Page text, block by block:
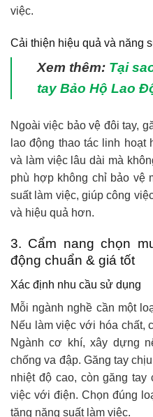
việc.
Cải thiện hiệu quả và năng
Xem thêm: Tại
tay Bảo Hộ Lao
Ngoài việc bảo vệ đôi tay,
lao động thao tác linh
và làm việc lâu dài mà
phù hợp không chỉ bảo vệ
suất làm việc, giúp công
và hiệu quả hơn.
3. Cẩm nang chọn
động chuẩn & giá tốt
Xác định nhu cầu sử dụng
Mỗi ngành nghề cần một
Nếu làm việc với hóa chất,
Ngành cơ khí, xây dựng
chống va đập. Găng tay
nhiệt độ cao, còn găng
việc với điện. Chọn đúng
tăng năng suất làm việc.